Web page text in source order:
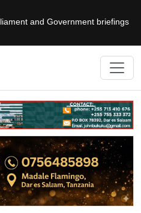
and Government briefings